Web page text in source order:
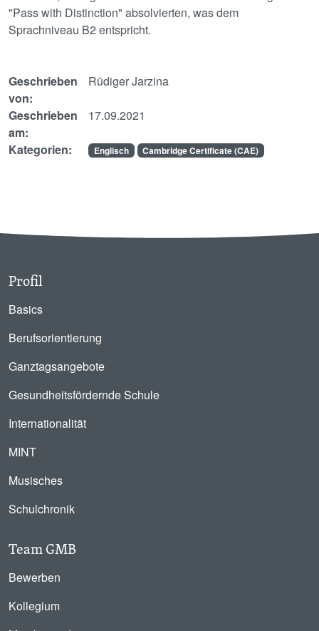
"Pass with Distinction" absolvierten, was dem
Sprachniveau B2 entspricht.
Geschrieben
von:
Rüdiger Jarzina
Geschrieben
am:
17.09.2021
Kategorien: Englisch Cambridge Certificate (CAE)
Profil
Basics
Berufsorientierung
Ganztagsangebote
Gesundheitsfördernde Schule
Internationalität
MINT
Musisches
Schulchronik
Team GMB
Bewerben
Kollegium